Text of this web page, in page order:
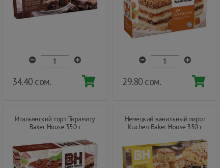
34.40 сом. 29.80 сом.
Итальянский торт Тирамису
Baker House 350 г
Немецкий ванильный пирог
Kuchen Baker House 350 г